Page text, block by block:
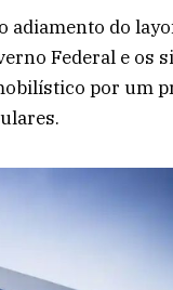
adiamento do
Federal e os
por um